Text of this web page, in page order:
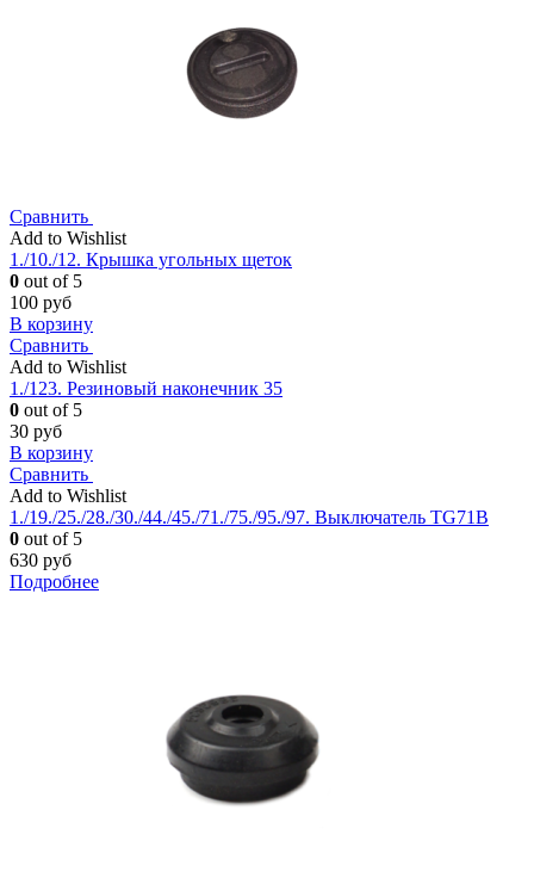
Сравнить
Add to Wishlist
1./10./12. Крышка угольных щеток
0 out of 5
100 руб
В корзину
Сравнить
Add to Wishlist
1./123. Резиновый наконечник 35
0 out of 5
30 руб
В корзину
Сравнить
Add to Wishlist
1./19./25./28./30./44./45./71./75./95./97. Выключатель TG71B
0 out of 5
630 руб
Подробнее